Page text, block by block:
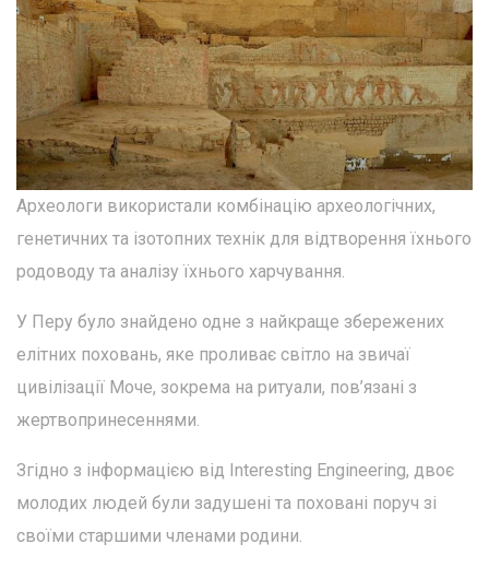
Археологи використали комбінацію археологічних,
генетичних та ізотопних технік для відтворення їхнього
родоводу та аналізу їхнього харчування.
У Перу було знайдено одне з найкраще збережених
елітних поховань, яке проливає світло на звичаї
цивілізації Моче, зокрема на ритуали, пов’язані з
жертвопринесеннями.
Згідно з інформацією від Interesting Engineering, двоє
молодих людей були задушені та поховані поруч зі
своїми старшими членами родини.